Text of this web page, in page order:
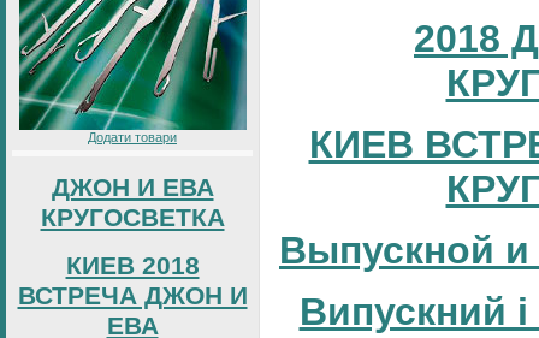
Додати товари
ДЖОН И ЕВА
КРУГОСВЕТКА
КИЕВ 2018
ВСТРЕЧА ДЖОН И
ЕВА
2018
КИЕВ
Выпускной и
Випускний